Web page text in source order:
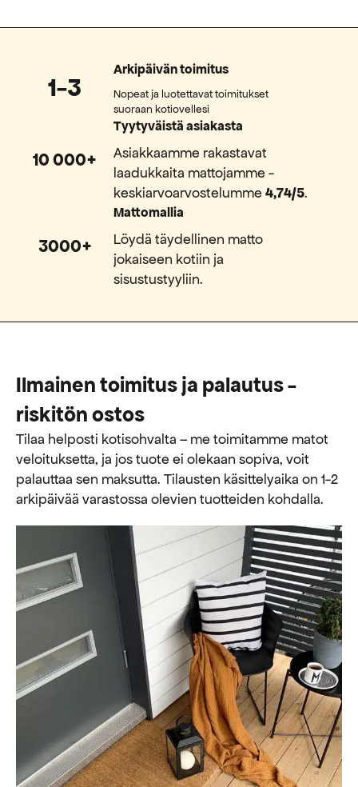
1-3
Arkipäivän toimitus
Nopeat ja luotettavat toimitukset
suoraan kotiovellesi
10 000+
Tyytyväistä asiakasta
Asiakkaamme rakastavat
laadukkaita mattojamme -
keskiarvoarvostelumme4,74/5.
3000+
Mattomallia
Löydä täydellinen matto
jokaiseen kotiin ja
sisustustyyliin.
Ilmainen toimitus ja palautus -
riskitön ostos
Tilaa helposti kotisohvalta – me toimitamme matot
veloituksetta, ja jos tuote ei olekaan sopiva, voit
palauttaa sen maksutta. ​​Tilausten käsittelyaika on 1-2
arkipäivää varastossa olevien tuotteiden kohdalla.